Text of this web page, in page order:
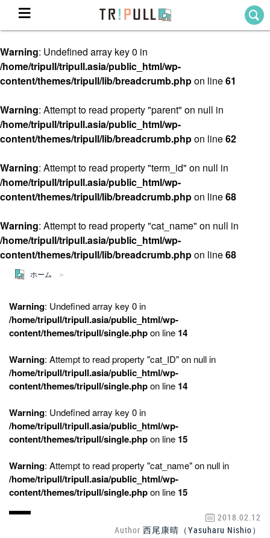
ホーム
Theme
テーマから探す
TRIPULLブログ
About
私たちについて
Warning: Undefined array key 0 in
/home/tripull/tripull.asia/public_html/wp-
content/themes/tripull/lib/breadcrumb.phpon line61
Warning: Attempt to read property "parent" on null in
/home/tripull/tripull.asia/public_html/wp-
content/themes/tripull/lib/breadcrumb.phpon line62
Warning: Attempt to read property "term_id" on null in
/home/tripull/tripull.asia/public_html/wp-
content/themes/tripull/lib/breadcrumb.phpon line68
Warning: Attempt to read property "cat_name" on null in
/home/tripull/tripull.asia/public_html/wp-
content/themes/tripull/lib/breadcrumb.phpon line68
ホーム
Warning: Undefined array key 0 in
/home/tripull/tripull.asia/public_html/wp-
content/themes/tripull/single.phpon line 14
Warning: Attempt to read property "cat_ID" on null in
/home/tripull/tripull.asia/public_html/wp-
content/themes/tripull/single.phpon line 14
Warning: Undefined array key 0 in
/home/tripull/tripull.asia/public_html/wp-
content/themes/tripull/single.phpon line 15
Warning: Attempt to read property "cat_name" on null in
/home/tripull/tripull.asia/public_html/wp-
content/themes/tripull/single.phpon line 15
2018.02.12
Author 西尾康晴（Yasuharu Nishio）